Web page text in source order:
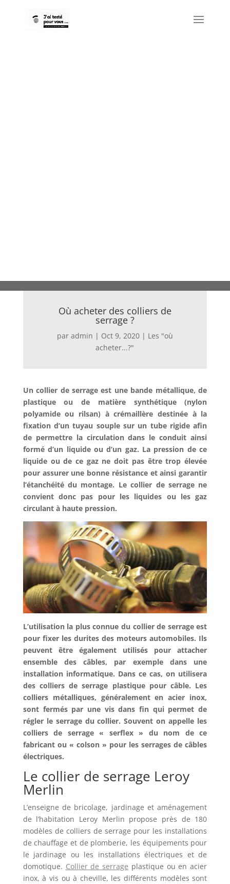
Où acheter des colliers de
serrage ?
par admin | Oct 9, 2020| Les "où
acheter...?"
Un collier de serrage est une bande métallique, de
plastique ou de matière synthétique (nylon
polyamide ou rilsan) à crémaillère destinée à la
fixation d’un tuyau souple sur un tube rigide afin
de permettre la circulation dans le conduit ainsi
formé d’un liquide ou d’un gaz. La pression de ce
liquide ou de ce gaz ne doit pas être trop élevée
pour assurer une bonne résistance et ainsi garantir
l’étanchéité du montage. Le collier de serrage ne
convient donc pas pour les liquides ou les gaz
circulant à haute pression.
L’utilisation la plus connue du collier de serrage est
pour fixer les durites des moteurs automobiles. Ils
peuvent être également utilisés pour attacher
ensemble des câbles, par exemple dans une
installation informatique. Dans ce cas, on utilisera
des colliers de serrage plastique pour câble. Les
colliers métalliques, généralement en acier inox,
sont fermés par une vis dans fin qui permet de
régler le serrage du collier. Souvent on appelle les
colliers de serrage « serflex » du nom de ce
fabricant ou « colson » pour les serrages de câbles
électriques.
Le collier de serrage Leroy
Merlin
L’enseigne de bricolage, jardinage et aménagement
de l’habitation Leroy Merlin propose près de 180
modèles de colliers de serrage pour les installations
de chauffage et de plomberie, les équipements pour
le jardinage ou les installations électriques et de
domotique. Collier de serrage plastique ou en acier
inox, à vis ou à cheville, les différents modèles sont